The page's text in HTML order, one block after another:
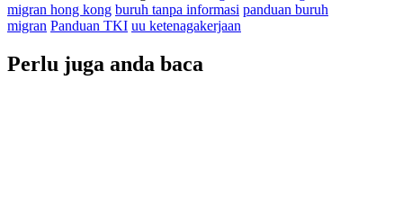
migran hong kong buruh tanpa informasi panduan buruh
migran Panduan TKI uu ketenagakerjaan
Perlu juga anda baca